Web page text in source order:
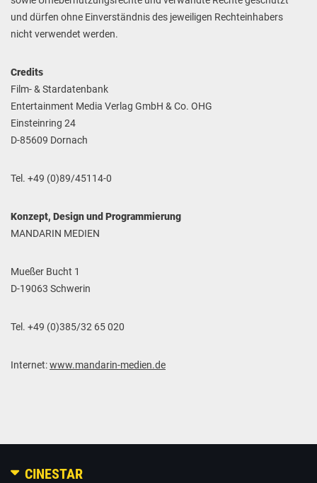
und dürfen ohne Einverständnis des jeweiligen Rechteinhabers
nicht verwendet werden.
Credits
Film- & Stardatenbank
Entertainment Media Verlag GmbH & Co. OHG
Einsteinring 24
D-85609 Dornach
Tel. +49 (0)89/45114-0
Konzept, Design und Programmierung
MANDARIN MEDIEN
Mueßer Bucht 1
D-19063 Schwerin
Tel. +49 (0)385/32 65 020
Internet:www.mandarin-medien.de
CINESTAR